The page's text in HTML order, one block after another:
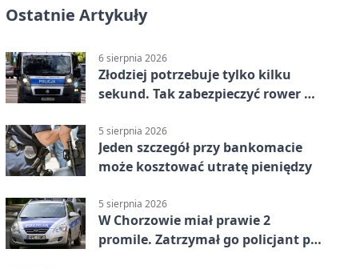
Ostatnie Artykuły
6 sierpnia 2026
Złodziej potrzebuje tylko kilku
sekund. Tak zabezpieczyć rower w
5 sierpnia 2026
Jeden szczegół przy bankomacie
może kosztować utratę pieniędzy
5 sierpnia 2026
W Chorzowie miał prawie 2
promile. Zatrzymał go policjant po